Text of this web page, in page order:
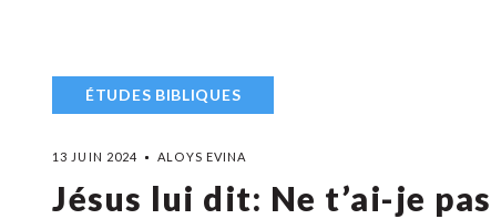
ÉTUDES BIBLIQUES
13 JUIN 2024 ALOYS EVINA
Jésus lui dit: Ne t’ai-je